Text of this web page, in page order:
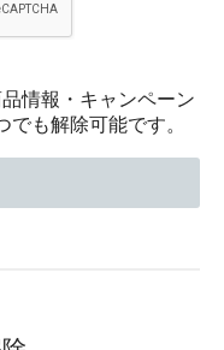
情報・キャンペーン
も解除可能です。